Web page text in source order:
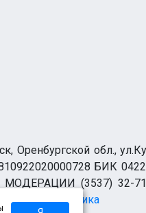
Оренбургской обл.,
БИК
МОДЕРАЦИИ (3537) 32-
Политика